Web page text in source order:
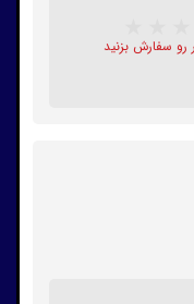
سفارش بزنید